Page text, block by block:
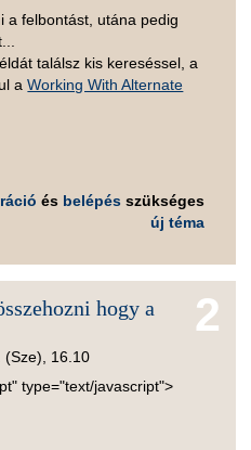
a felbontást, utána pedig
találsz kis kereséssel, a
aWorking With Alternate
és belépés szükséges
új téma
2
hogy a
(Sze), 16.10
type="text/javascript">